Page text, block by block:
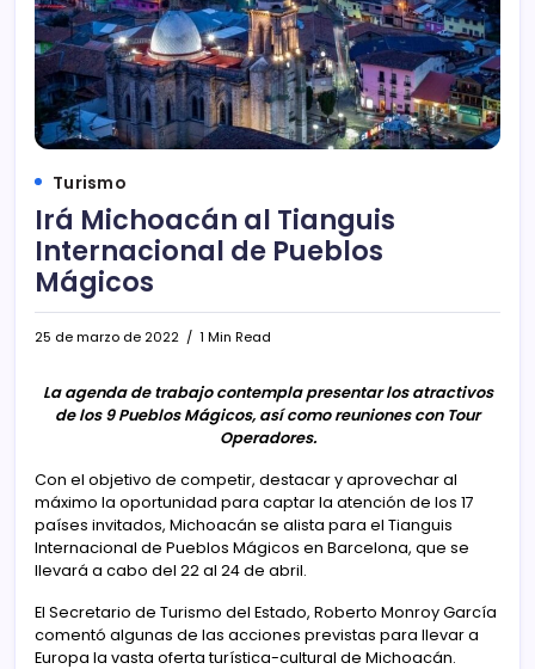
Turismo
Irá Michoacán al Tianguis
Internacional de Pueblos
Mágicos
25 de marzo de 2022 1 Min Read
La agenda de trabajo contempla presentar los atractivos
de los 9 Pueblos Mágicos, así como reuniones con Tour
Operadores.
Con el objetivo de competir, destacar y aprovechar al
máximo la oportunidad para captar la atención de los 17
países invitados, Michoacán se alista para el Tianguis
Internacional de Pueblos Mágicos en Barcelona, que se
llevará a cabo del 22 al 24 de abril.
El Secretario de Turismo del Estado, Roberto Monroy García
comentó algunas de las acciones previstas para llevar a
Europa la vasta oferta turística-cultural de Michoacán.